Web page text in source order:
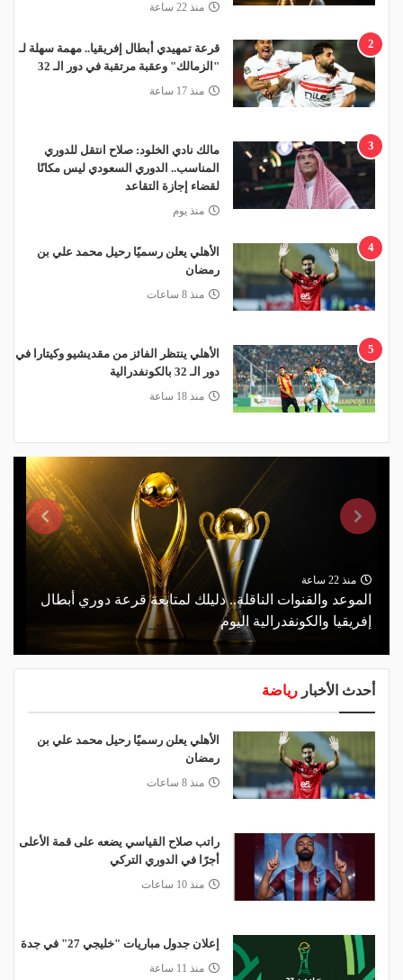
منذ 22 ساعة
2
قرعة تمهيدي أبطال إفريقيا.. مهمة سهلة لـ
"الزمالك" وعقبة مرتقبة في دور الـ 32
منذ 17 ساعة
3
مالك نادي الخلود: صلاح انتقل للدوري
المناسب.. الدوري السعودي ليس مكانًا
لقضاء إجازة التقاعد
منذ يوم
4
الأهلي يعلن رسميًا رحيل محمد علي بن
رمضان
منذ 8 ساعات
5
الأهلي ينتظر الفائز من مقديشيو وكيتارا في
دور الـ 32 بالكونفدرالية
منذ 18 ساعة
منذ 22 ساعة
الموعد والقنوات الناقلة.. دليلك لمتابعة قرعة دوري أبطال
إفريقيا والكونفدرالية اليوم
أحدث الأخبار رياضة
الأهلي يعلن رسميًا رحيل محمد علي بن
رمضان
منذ 8 ساعات
راتب صلاح القياسي يضعه على قمة الأعلى
أجرًا في الدوري التركي
منذ 10 ساعات
إعلان جدول مباريات "خليجي 27" في جدة
منذ 11 ساعة